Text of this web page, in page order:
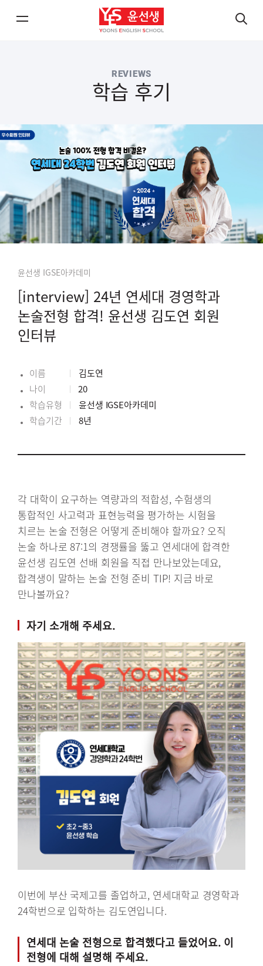
기
기
REVIEWS
학습 후기
윤선생 IGSE아카데미
[interview] 24년 연세대 경영학과
논술전형 합격! 윤선생 김도연 회원
인터뷰
이름
김도연
나이
20
학습유형
윤선생 IGSE아카데미
학습기간
8년
각 대학이 요구하는 역량과의 적합성, 수험생의
통합적인 사고력과 표현능력을 평가하는 시험을
치르는 논술 전형은 어떻게 준비해야 할까요? 오직
논술 하나로 87:1의 경쟁률을 뚫고 연세대에 합격한
윤선생 김도연 선배 회원을 직접 만나보았는데요,
합격생이 말하는 논술 전형 준비 TIP! 지금 바로
만나볼까요?
자기 소개해 주세요.
이번에 부산 국제고를 졸업하고, 연세대학교 경영학과
24학번으로 입학하는 김도연입니다.
연세대 논술 전형으로 합격했다고 들었어요. 이
전형에 대해 설명해 주세요.